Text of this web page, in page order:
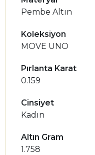
Pembe Altın
Koleksiyon
MOVE UNO
Pırlanta Karat
0.159
Cinsiyet
Kadın
Altın Gram
1.758